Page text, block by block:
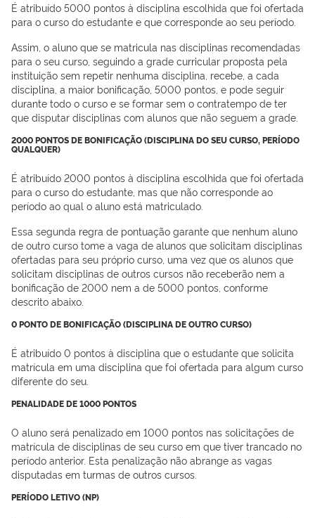
É atribuído 5000 pontos à disciplina escolhida que foi ofertada
para o curso do estudante e que corresponde ao seu período.
Assim, o aluno que se matricula nas disciplinas recomendadas
para o seu curso, seguindo a grade curricular proposta pela
instituição sem repetir nenhuma disciplina, recebe, a cada
disciplina, a maior bonificação, 5000 pontos, e pode seguir
durante todo o curso e se formar sem o contratempo de ter
que disputar disciplinas com alunos que não seguem a grade.
2000 PONTOS DE BONIFICAÇÃO (DISCIPLINA DO SEU CURSO, PERÍODO
QUALQUER)
É atribuído 2000 pontos à disciplina escolhida que foi ofertada
para o curso do estudante, mas que não corresponde ao
período ao qual o aluno está matriculado.
Essa segunda regra de pontuação garante que nenhum aluno
de outro curso tome a vaga de alunos que solicitam disciplinas
ofertadas para seu próprio curso, uma vez que os alunos que
solicitam disciplinas de outros cursos não receberão nem a
bonificação de 2000 nem a de 5000 pontos, conforme
descrito abaixo.
0 PONTO DE BONIFICAÇÃO (DISCIPLINA DE OUTRO CURSO)
É atribuído 0 pontos à disciplina que o estudante que solicita
matrícula em uma disciplina que foi ofertada para algum curso
diferente do seu.
PENALIDADE DE 1000 PONTOS
O aluno será penalizado em 1000 pontos nas solicitações de
matrícula de disciplinas de seu curso em que tiver trancado no
período anterior. Esta penalização não abrange as vagas
disputadas em turmas de outros cursos.
PERÍODO LETIVO (NP)